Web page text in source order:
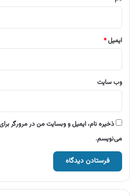
ایمیل*
وب‌ سایت
ذخیره نام، ایمیل و وبسایت من در مرورگر
می‌نویسم.